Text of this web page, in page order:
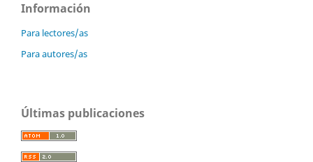
Información
Para lectores/as
Para autores/as
Últimas publicaciones